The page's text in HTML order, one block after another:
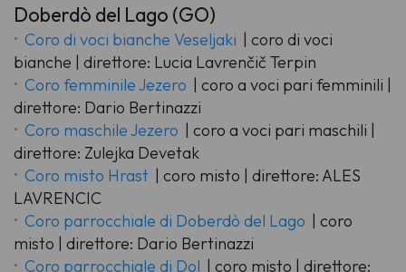
Doberdò del Lago (GO)
Coro di voci bianche Veseljaki | coro di voci
bianche | direttore: Lucia Lavrenčič Terpin
Coro femminile Jezero | coro a voci pari femminili |
direttore: Dario Bertinazzi
Coro maschile Jezero | coro a voci pari maschili |
direttore: Zulejka Devetak
Coro misto Hrast | coro misto | direttore: ALES
LAVRENCIC
Coro parrocchiale di Doberdò del Lago | coro
misto | direttore: Dario Bertinazzi
Coro parrocchiale di Dol | coro misto | direttore: